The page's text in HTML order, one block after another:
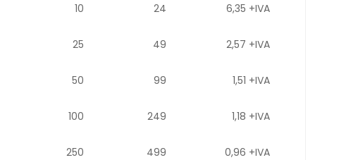
10 24 6,35 +IVA
25 49 2,57 +IVA
50 99 1,51 +IVA
100 249 1,18 +IVA
250 499 0,96 +IVA